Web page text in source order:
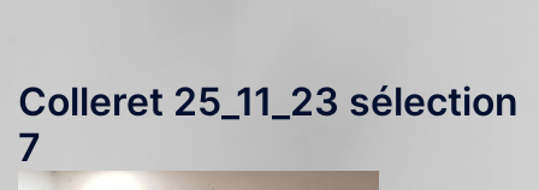
Colleret 25_11_23 sélection
7